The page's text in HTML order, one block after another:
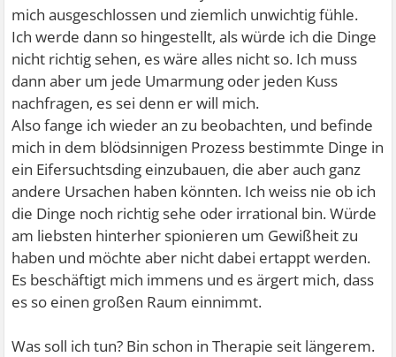
mich ausgeschlossen und ziemlich unwichtig fühle.
Ich werde dann so hingestellt, als würde ich die Dinge
nicht richtig sehen, es wäre alles nicht so. Ich muss
dann aber um jede Umarmung oder jeden Kuss
nachfragen, es sei denn er will mich.
Also fange ich wieder an zu beobachten, und befinde
mich in dem blödsinnigen Prozess bestimmte Dinge in
ein Eifersuchtsding einzubauen, die aber auch ganz
andere Ursachen haben könnten. Ich weiss nie ob ich
die Dinge noch richtig sehe oder irrational bin. Würde
am liebsten hinterher spionieren um Gewißheit zu
haben und möchte aber nicht dabei ertappt werden.
Es beschäftigt mich immens und es ärgert mich, dass
es so einen großen Raum einnimmt.
Was soll ich tun? Bin schon in Therapie seit längerem.